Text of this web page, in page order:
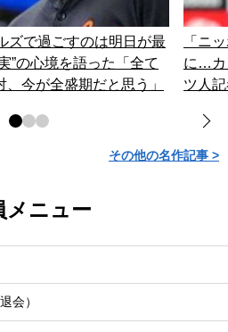
ズで過ごすのは明日が最
”の心境を語った「全て
今が全盛期だと思う」
「ニ
に…カ
ツ人
その他の名作記事 >
メニュー
会）